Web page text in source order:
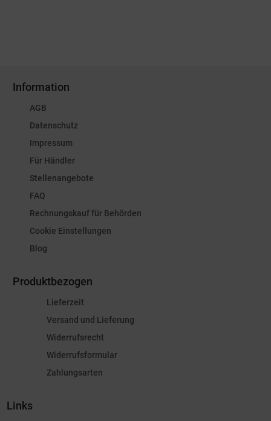
Information
AGB
Datenschutz
Impressum
Für Händler
Stellenangebote
FAQ
Rechnungskauf für Behörden
Cookie Einstellungen
Blog
Produktbezogen
Lieferzeit
Versand und Lieferung
Widerrufsrecht
Widerrufsformular
Zahlungsarten
Links